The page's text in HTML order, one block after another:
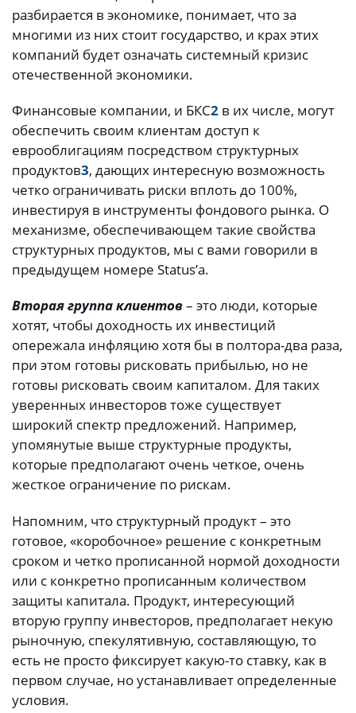
разбирается в экономике, понимает, что за
многими из них стоит государство, и крах этих
компаний будет означать системный кризис
отечественной экономики.
Финансовые компании, и БКС2 в их числе, могут
обеспечить своим клиентам доступ к
еврооблигациям посредством структурных
продуктов3, дающих интересную возможность
четко ограничивать риски вплоть до 100%,
инвестируя в инструменты фондового рынка. О
механизме, обеспечивающем такие свойства
структурных продуктов, мы с вами говорили в
предыдущем номере Status’а.
Вторая группа клиентов– это люди, которые
хотят, чтобы доходность их инвестиций
опережала инфляцию хотя бы в полтора-два раза,
при этом готовы рисковать прибылью, но не
готовы рисковать своим капиталом. Для таких
уверенных инвесторов тоже существует
широкий спектр предложений. Например,
упомянутые выше структурные продукты,
которые предполагают очень четкое, очень
жесткое ограничение по рискам.
Напомним, что структурный продукт – это
готовое, «коробочное» решение с конкретным
сроком и четко прописанной нормой доходности
или с конкретно прописанным количеством
защиты капитала. Продукт, интересующий
вторую группу инвесторов, предполагает некую
рыночную, спекулятивную, составляющую, то
есть не просто фиксирует какую-то ставку, как в
первом случае, но устанавливает определенные
условия.